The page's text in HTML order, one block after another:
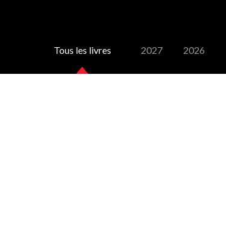
Tous les livres 2027 2026